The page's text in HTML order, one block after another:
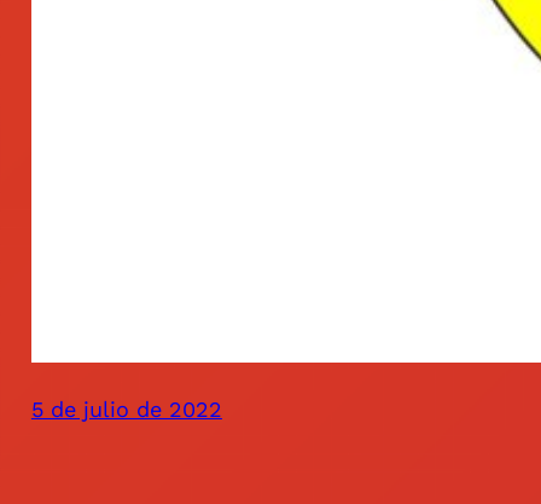
5 de julio de 2022